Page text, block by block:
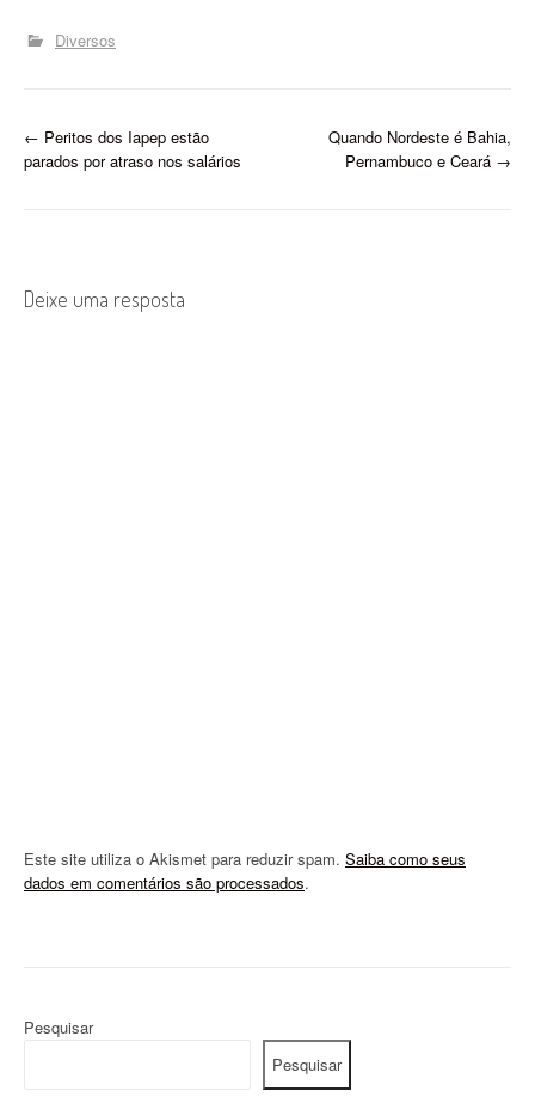
Diversos
P
n
← Peritos dos Iapep estão
parados por atraso nos salários
Quando Nordeste é Bahia,
Pernambuco e Ceará →
Deixe uma resposta
Este site utiliza o Akismet para reduzir spam. Saiba como seus
dados em comentários são processados.
Pesquisar
Pesquisar